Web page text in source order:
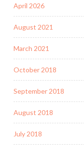
April 2026
August 2021
March 2021
October 2018
September 2018
August 2018
July 2018